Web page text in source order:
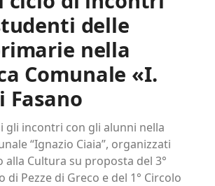
delle
nella
Comunale «I.
Fasano
gli incontri con gli alunni nella
“Ignazio Ciaia”, organizzati
alla Cultura su proposta del 3°
di Pezze di Greco e del 1° Circolo